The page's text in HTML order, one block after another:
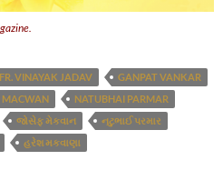
FR. VINAYAK JADAV
GANPAT VANKAR
MACWAN
NATUBHAI PARMAR
જોસેફ મેકવાન
નટુભાઈ પરમાર
હરેશ મકવાણા